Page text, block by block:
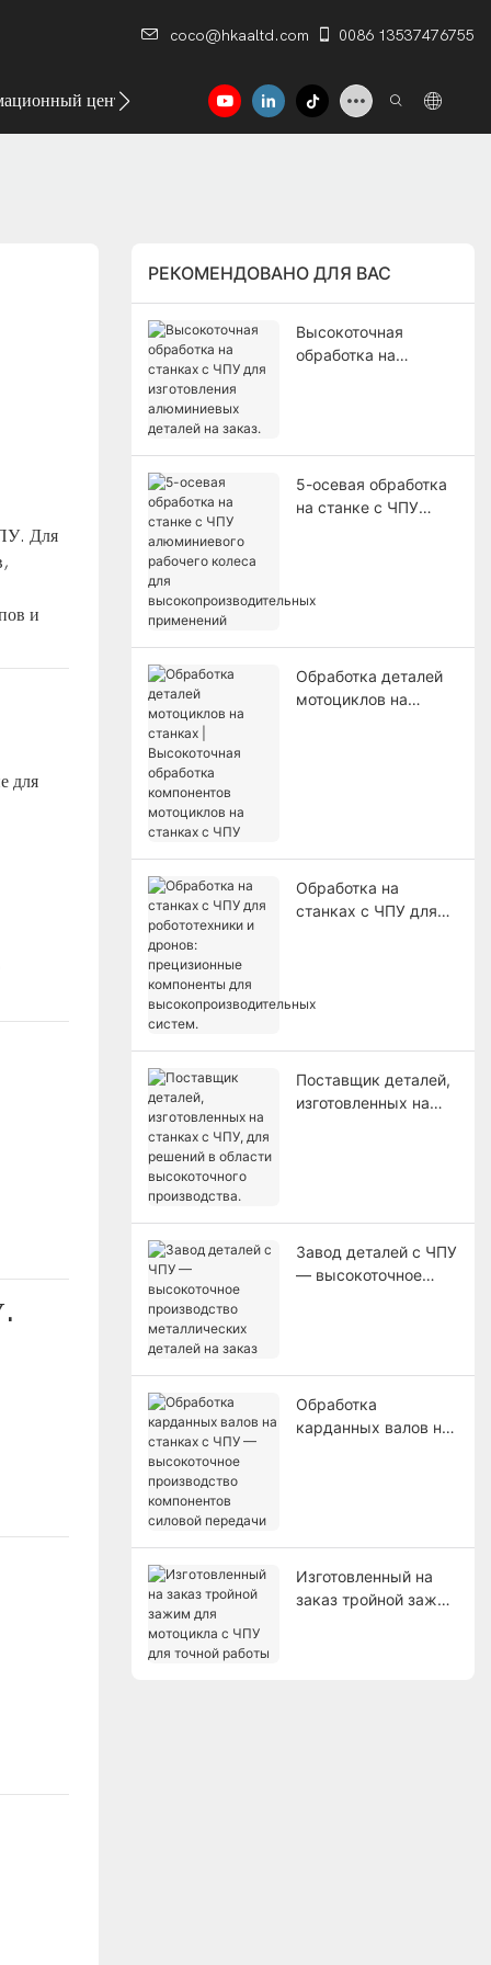
coco@hkaaltd.com 0086 13537476755
центр Контакт
Для
и
для
РЕКОМЕНДОВАНО ДЛЯ ВАС
Высокоточная
обработка на
5-осевая обработка
на станке с ЧПУ
ьных применений
Обработка деталей
мотоциклов на
Обработка на
станках с ЧПУ для
компоненты для
ьных систем.
Поставщик деталей,
изготовленных на
Завод деталей с ЧПУ
— высокоточное
Обработка
карданных валов на
Изготовленный на
заказ тройной зажим